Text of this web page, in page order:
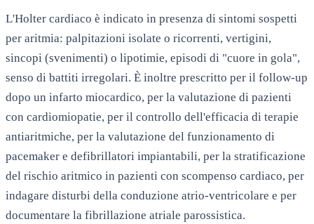
L'Holter cardiaco è indicato in presenza di sintomi sospetti
per aritmia: palpitazioni isolate o ricorrenti, vertigini,
sincopi (svenimenti) o lipotimie, episodi di "cuore in gola",
senso di battiti irregolari. È inoltre prescritto per il follow-up
dopo un infarto miocardico, per la valutazione di pazienti
con cardiomiopatie, per il controllo dell'efficacia di terapie
antiaritmiche, per la valutazione del funzionamento di
pacemaker e defibrillatori impiantabili, per la stratificazione
del rischio aritmico in pazienti con scompenso cardiaco, per
indagare disturbi della conduzione atrio-ventricolare e per
documentare la fibrillazione atriale parossistica.